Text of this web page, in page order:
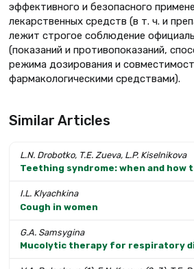
эффективного и безопасного
лекарственных средств (в т. ч. и
лежит строгое соблюдение
(показаний и противопоказаний,
режима дозирования и
фармакологическими средствами).
Similar Articles
L.N. Drobotko, T.E. Zueva, L.P. Kiselnikova
Teething syndrome: when and how
I.L. Klyachkina
Cough in women
G.A. Samsygina
Mucolytic therapy for respiratory